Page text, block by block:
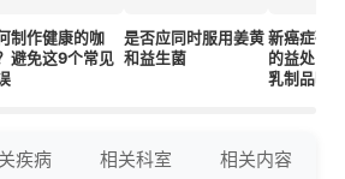
制作健康的咖
避免这9个常见
是否应同时服用姜黄
和益生菌
新癌症研
的益处，
乳制品呢？
疾病 相关科室 相关内容